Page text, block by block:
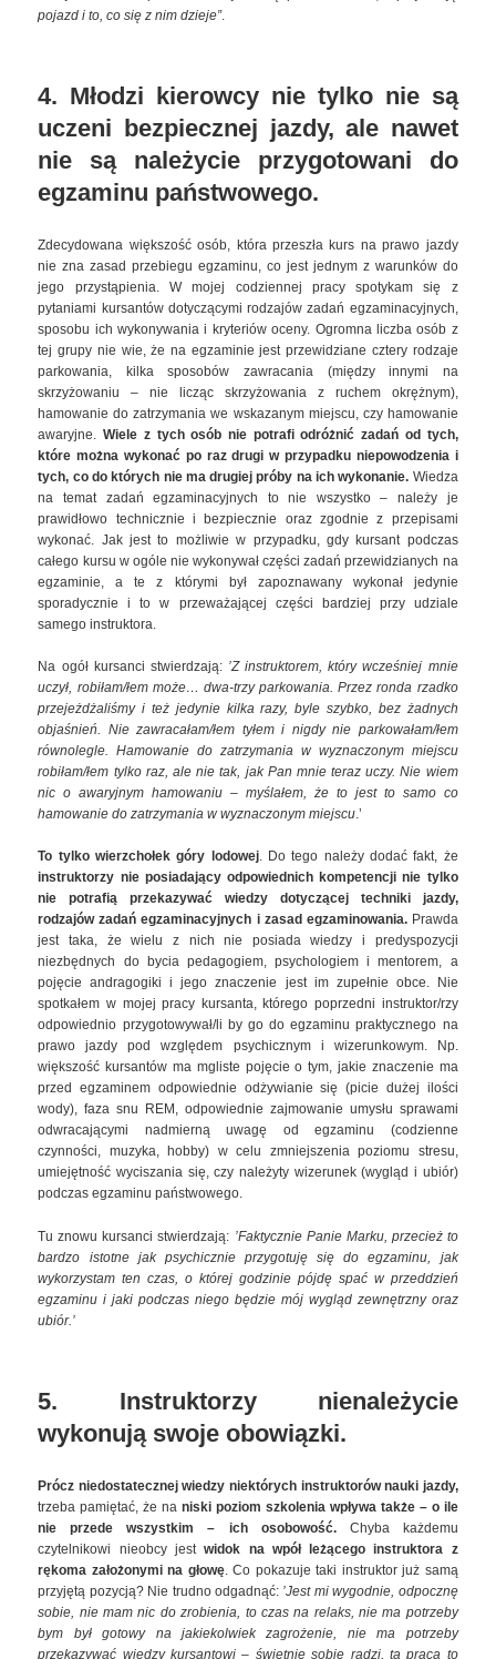
pojazd i to, co się z nim dzieje”.
4. Młodzi kierowcy nie tylko nie są
uczeni bezpiecznej jazdy, ale nawet
nie są należycie przygotowani do
egzaminu państwowego.
Zdecydowana większość osób, która przeszła kurs na prawo jazdy
nie zna zasad przebiegu egzaminu, co jest jednym z warunków do
jego przystąpienia. W mojej codziennej pracy spotykam się z
pytaniami kursantów dotyczącymi rodzajów zadań egzaminacyjnych,
sposobu ich wykonywania i kryteriów oceny. Ogromna liczba osób z
tej grupy nie wie, że na egzaminie jest przewidziane cztery rodzaje
parkowania, kilka sposobów zawracania (między innymi na
skrzyżowaniu – nie licząc skrzyżowania z ruchem okrężnym),
hamowanie do zatrzymania we wskazanym miejscu, czy hamowanie
awaryjne.Wiele z tych osób nie potrafi odróżnić zadań od tych,
które można wykonać po raz drugi w przypadku niepowodzenia i
tych, co do których nie ma drugiej próby na ich wykonanie. Wiedza
na temat zadań egzaminacyjnych to nie wszystko – należy je
prawidłowo technicznie i bezpiecznie oraz zgodnie z przepisami
wykonać. Jak jest to możliwie w przypadku, gdy kursant podczas
całego kursu w ogóle nie wykonywał części zadań przewidzianych na
egzaminie, a te z którymi był zapoznawany wykonał jedynie
sporadycznie i to w przeważającej części bardziej przy udziale
samego instruktora.
Na ogół kursanci stwierdzają: ’Z instruktorem, który wcześniej mnie
uczył, robiłam/łem może… dwa-trzy parkowania. Przez ronda rzadko
przejeżdżaliśmy i też jedynie kilka razy, byle szybko, bez żadnych
objaśnień. Nie zawracałam/łem tyłem i nigdy nie parkowałam/łem
równolegle. Hamowanie do zatrzymania w wyznaczonym miejscu
robiłam/łem tylko raz, ale nie tak, jak Pan mnie teraz uczy. Nie wiem
nic o awaryjnym hamowaniu – myślałem, że to jest to samo co
hamowanie do zatrzymania w wyznaczonym miejscu.’
To tylko wierzchołek góry lodowej. Do tego należy dodać fakt, że
instruktorzy nie posiadający odpowiednich kompetencji nie tylko
nie potrafią przekazywać wiedzy dotyczącej techniki jazdy,
rodzajów zadań egzaminacyjnych i zasad egzaminowania.Prawda
jest taka, że wielu z nich nie posiada wiedzy i predyspozycji
niezbędnych do bycia pedagogiem, psychologiem i mentorem, a
pojęcie andragogiki i jego znaczenie jest im zupełnie obce. Nie
spotkałem w mojej pracy kursanta, którego poprzedni instruktor/rzy
odpowiednio przygotowywał/li by go do egzaminu praktycznego na
prawo jazdy pod względem psychicznym i wizerunkowym. Np.
większość kursantów ma mgliste pojęcie o tym, jakie znaczenie ma
przed egzaminem odpowiednie odżywianie się (picie dużej ilości
wody), faza snu REM, odpowiednie zajmowanie umysłu sprawami
odwracającymi nadmierną uwagę od egzaminu (codzienne
czynności, muzyka, hobby) w celu zmniejszenia poziomu stresu,
umiejętność wyciszania się, czy należyty wizerunek (wygląd i ubiór)
podczas egzaminu państwowego.
Tu znowu kursanci stwierdzają: ’Faktycznie Panie Marku, przecież to
bardzo istotne jak psychicznie przygotuję się do egzaminu, jak
wykorzystam ten czas, o której godzinie pójdę spać w przeddzień
egzaminu i jaki podczas niego będzie mój wygląd zewnętrzny oraz
ubiór.’
5. Instruktorzy nienależycie
wykonują swoje obowiązki.
Prócz niedostatecznej wiedzy niektórych instruktorów nauki jazdy,
trzeba pamiętać, że naniski poziom szkolenia wpływa także – o ile
nie przede wszystkim – ich osobowość.Chyba każdemu
czytelnikowi nieobcy jestwidok na wpół leżącego instruktora z
rękoma założonymi na głowę. Co pokazuje taki instruktor już samą
przyjętą pozycją? Nie trudno odgadnąć: ’Jest mi wygodnie, odpocznę
sobie, nie mam nic do zrobienia, to czas na relaks, nie ma potrzeby
bym był gotowy na jakiekolwiek zagrożenie, nie ma potrzeby
przekazywać wiedzy kursantowi – świetnie sobie radzi, ta praca to